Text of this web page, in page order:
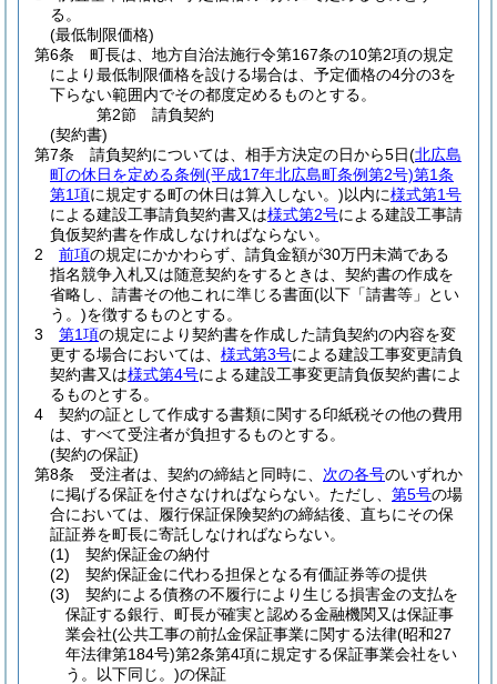
る。
(最低制限価格)
第6条
町長は、地方自治法施行令第167条の10第2項の規定
により最低制限価格を設ける場合は、予定価格の4分の3を
下らない範囲内でその都度定めるものとする。
第2節
請負契約
(契約書)
第7条
請負契約については、相手方決定の日から5日(北広島
町の休日を定める条例(平成17年北広島町条例第2号)第1条
第1項に規定する町の休日は算入しない。)以内に様式第1号
による建設工事請負契約書又は様式第2号による建設工事請
負仮契約書を作成しなければならない。
2
前項の規定にかかわらず、請負金額が30万円未満である
指名競争入札又は随意契約をするときは、契約書の作成を
省略し、請書その他これに準じる書面(以下「請書等」とい
う。)を徴するものとする。
3
第1項の規定により契約書を作成した請負契約の内容を変
更する場合においては、 様式第3号による建設工事変更請負
契約書又は様式第4号による建設工事変更請負仮契約書によ
るものとする。
4
契約の証として作成する書類に関する印紙税その他の費用
は、すべて受注者が負担するものとする。
(契約の保証)
第8条
受注者は、契約の締結と同時に、 次の各号のいずれか
に掲げる保証を付さなければならない。 ただし、 第5号の場
合においては、履行保証保険契約の締結後、直ちにその保
証証券を町長に寄託しなければならない。
(1)
契約保証金の納付
(2)
契約保証金に代わる担保となる有価証券等の提供
(3)
契約による債務の不履行により生じる損害金の支払を
保証する銀行、町長が確実と認める金融機関又は保証事
業会社(公共工事の前払金保証事業に関する法律(昭和27
年法律第184号)第2条第4項に規定する保証事業会社をい
う。以下同じ。)の保証